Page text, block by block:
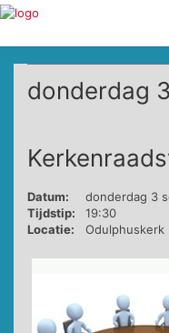
donderdag
Datum:
donderdag 3
Tijdstip:
19:30
Locatie:
Odulphuskerk